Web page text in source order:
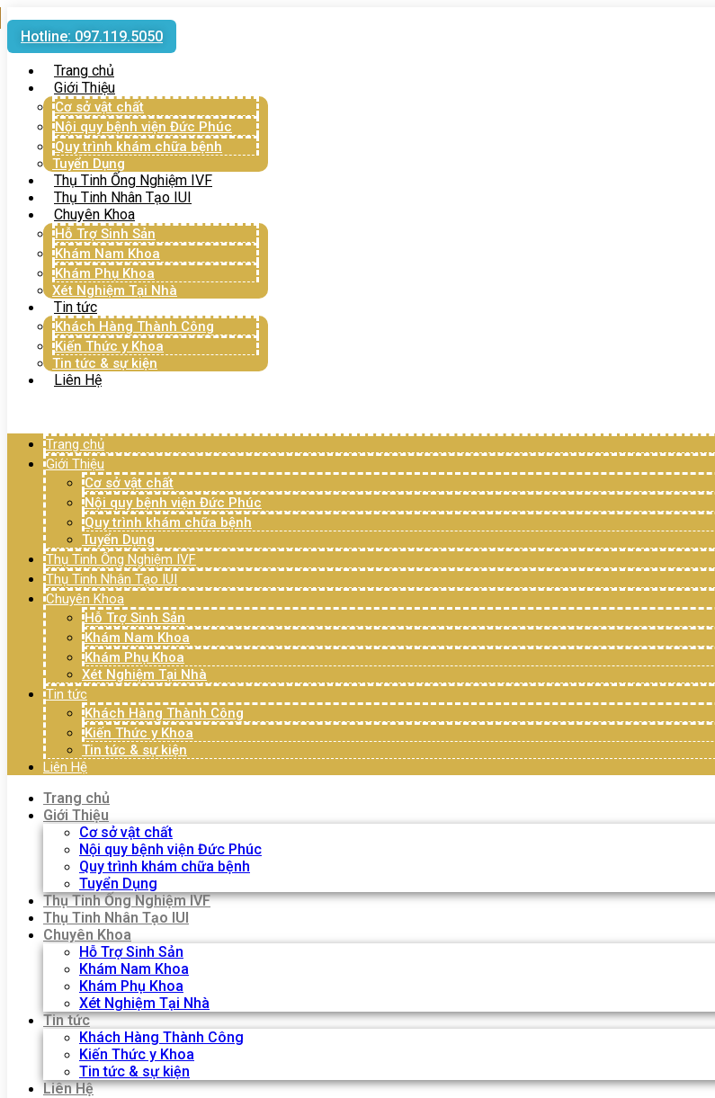
Hotline: 097.119.5050
Trang chủ
Giới Thiệu
Cơ sở vật chất
Nội quy bệnh viện Đức Phúc
Quy trình khám chữa bệnh
Tuyển Dụng
Thụ Tinh Ống Nghiệm IVF
Thụ Tinh Nhân Tạo IUI
Chuyên Khoa
Hỗ Trợ Sinh Sản
Khám Nam Khoa
Khám Phụ Khoa
Xét Nghiệm Tại Nhà
Tin tức
Khách Hàng Thành Công
Kiến Thức y Khoa
Tin tức & sự kiện
Liên Hệ
Trang chủ
Giới Thiệu
Cơ sở vật chất
Nội quy bệnh viện Đức Phúc
Quy trình khám chữa bệnh
Tuyển Dụng
Thụ Tinh Ống Nghiệm IVF
Thụ Tinh Nhân Tạo IUI
Chuyên Khoa
Hỗ Trợ Sinh Sản
Khám Nam Khoa
Khám Phụ Khoa
Xét Nghiệm Tại Nhà
Tin tức
Khách Hàng Thành Công
Kiến Thức y Khoa
Tin tức & sự kiện
Liên Hệ
Trang chủ
Giới Thiệu
Cơ sở vật chất
Nội quy bệnh viện Đức Phúc
Quy trình khám chữa bệnh
Tuyển Dụng
Thụ Tinh Ống Nghiệm IVF
Thụ Tinh Nhân Tạo IUI
Chuyên Khoa
Hỗ Trợ Sinh Sản
Khám Nam Khoa
Khám Phụ Khoa
Xét Nghiệm Tại Nhà
Tin tức
Khách Hàng Thành Công
Kiến Thức y Khoa
Tin tức & sự kiện
Liên Hệ